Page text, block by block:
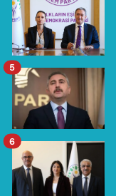
5
6